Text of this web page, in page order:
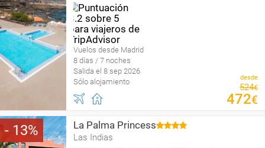
Vuelos desde Madrid
8 días / 7 noches
Salida el 8 sep 2026
Sólo alojamiento
desde
524€
472€
13 La Palma Princess
Las Indias